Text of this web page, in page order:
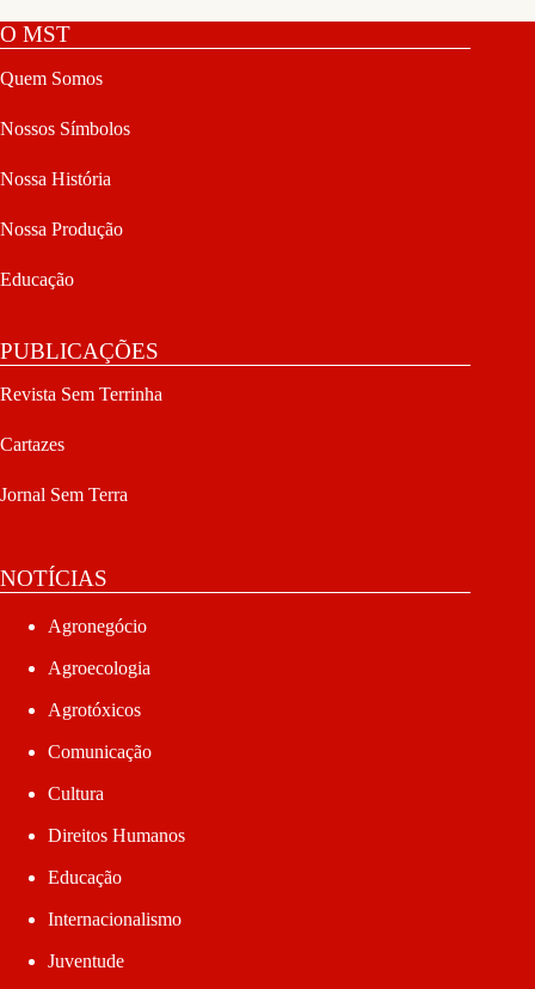
O MST
Quem Somos
Nossos Símbolos
Nossa História
Nossa Produção
Educação
PUBLICAÇÕES
Revista Sem Terrinha
Cartazes
Jornal Sem Terra
NOTÍCIAS
Agronegócio
Agroecologia
Agrotóxicos
Comunicação
Cultura
Direitos Humanos
Educação
Internacionalismo
Juventude